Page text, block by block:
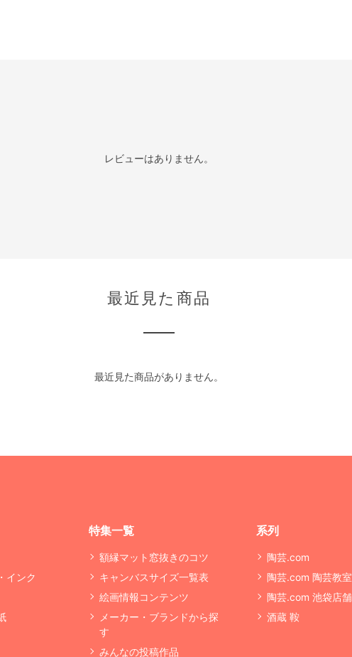
レビューはありません。
最近見た商品
最近見た商品がありません。
インク
特集一覧
額縁マット窓抜きのコツ
キャンバスサイズ一覧表
絵画情報コンテンツ
メーカー・ブランドから探
す
みんなの投稿作品
系列
陶芸.com
陶芸.com 陶芸教室
陶芸.com 池袋店舗
酒蔵 鞍